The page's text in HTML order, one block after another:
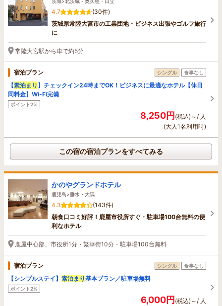
4.7
(30件)
茨城県常陸大宮市の工業団地・ビジネス出張やゴルフ旅行
に
常陸大宮駅から車で約5分
宿泊プラン シングル 食事なし
【素泊まり 】チェックイン24時までOK！ビジネスに最適なホテル【休日
同料金】Wi-Fi完備
ポイント2%
8,250円(税込)～/ 人
(大人1名利用時)
この宿の宿泊プランをすべてみる
かのやグランドホテル
鹿児島>垂水・大隅
4.3
(143件)
朝食口コミ好評！鹿屋市役所すぐ・駐車場100台無料の便
利なホテル
鹿屋中心部、市役所1分・繁華街10分・駐車場100台無料
宿泊プラン シングル 食事なし
【シンプルステイ】 素泊まり基本プラン／駐車場無料
ポイント2%
6,000円(税込)～/ 人